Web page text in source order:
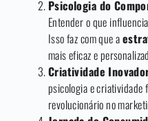
Psicologia do
Entender o que
Isso faz com que a
mais eficaz e
Criatividade
psicologia e criatividade
revolucionário no